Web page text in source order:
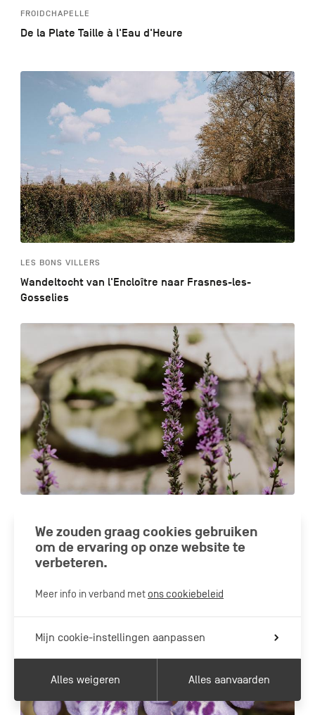
FROIDCHAPELLE
De la Plate Taille à l'Eau d'Heure
LES BONS VILLERS
Wandeltocht van l'Encloître naar Frasnes-les-
Gosselies
Vierves-sur-Viroin, een van de Mooiste Dorpen van
Wallonië
We zouden graag cookies gebruiken
om de ervaring op onze website te
verbeteren.
Meer info in verband met ons cookiebeleid
Mijn cookie-instellingen aanpassen
Alles weigeren Alles aanvaarden